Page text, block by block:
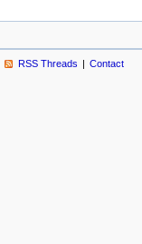
RSS Threads Contact